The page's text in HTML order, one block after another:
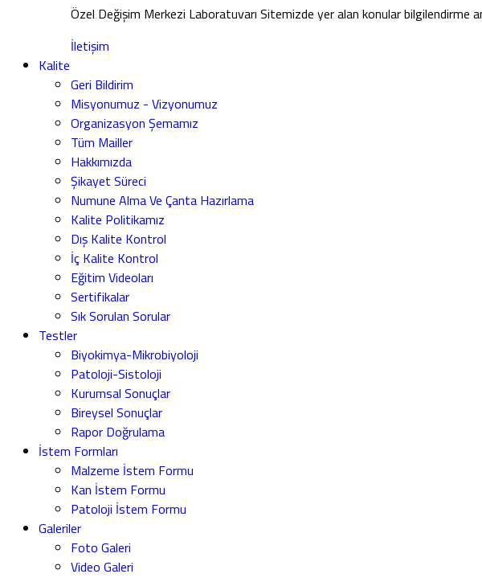
Özel Değişim Merkezi Laboratuvarı Sitemizde yer alan konular bilgilendirme
İletişim
Kalite
Geri Bildirim
Misyonumuz - Vizyonumuz
Organizasyon Şemamız
Tüm Mailler
Hakkımızda
Şikayet Süreci
Numune Alma Ve Çanta Hazırlama
Kalite Politikamız
Dış Kalite Kontrol
İç Kalite Kontrol
Eğitim Videoları
Sertifikalar
Sık Sorulan Sorular
Testler
Biyokimya-Mikrobiyoloji
Patoloji-Sistoloji
Kurumsal Sonuçlar
Bireysel Sonuçlar
Rapor Doğrulama
İstem Formları
Malzeme İstem Formu
Kan İstem Formu
Patoloji İstem Formu
Galeriler
Foto Galeri
Video Galeri